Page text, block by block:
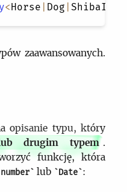
<Horse Dog |ShibaInu
zaawansowanych.
opisanie typu, który
drugim typem .
funkcję, która
number lub Date :